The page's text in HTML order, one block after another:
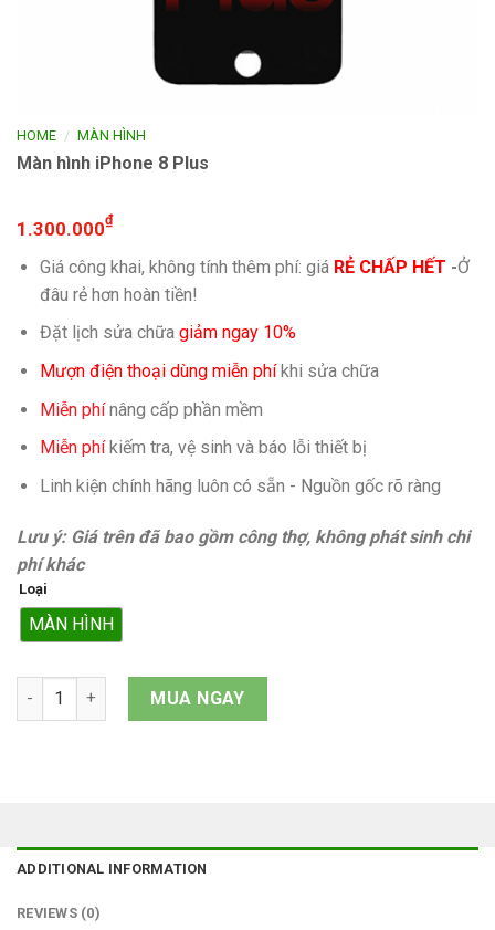
HOME / MÀN HÌNH
Màn hình iPhone 8 Plus
1.300.000₫
Giá công khai, không tính thêm phí: giá RẺ CHẤP HẾT -Ở
đâu rẻ hơn hoàn tiền!
Đặt lịch sửa chữa giảm ngay 10%
Mượn điện thoại dùng miễn phíkhi sửa chữa
Miễn phínâng cấp phần mềm
Miễn phíkiếm tra, vệ sinh và báo lỗi thiết bị
Linh kiện chính hãng luôn có sẵn - Nguồn gốc rõ ràng
Lưu ý: Giá trên đã bao gồm công thợ, không phát sinh chi
phí khác
Loại
MÀN HÌNH
Màn hình iPhone 8 Plus quantity
MUA NGAY
ADDITIONAL INFORMATION
REVIEWS (0)